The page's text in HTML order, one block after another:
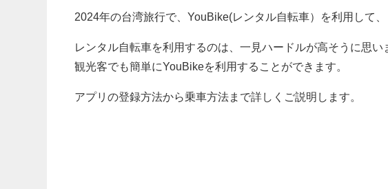
2024年の台湾旅行で、YouBike(レンタル自転車）を利用して
レンタル自転車を利用するのは、一見ハードルが高そうに思い
観光客でも簡単にYouBikeを利用することができます。
アプリの登録方法から乗車方法まで詳しくご説明します。